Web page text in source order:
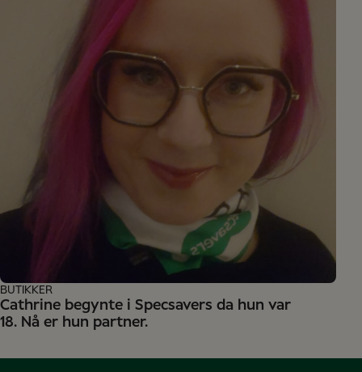
Cathrine begynte i Specsavers da hun var
18. Nå er hun partner.
BUTIKKER